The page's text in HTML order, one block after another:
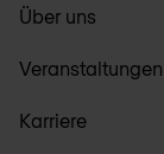
Über uns
Veranstaltungen
Karriere